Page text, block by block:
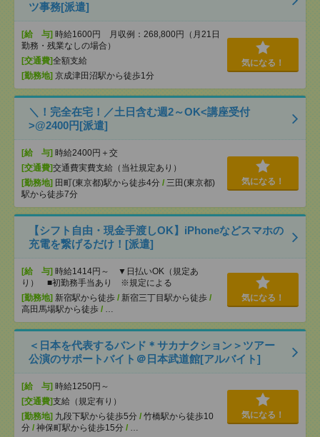
ツ事務[派遣]
[給 与] 時給1600円 月収例：268,800円（月21日
勤務・残業なしの場合）
[交通費]全額支給
[勤務地] 京成津田沼駅から徒歩1分
気になる！
＼！完全在宅！／土日含む週2～OK<講座受付
>@2400円[派遣]
[給 与] 時給2400円＋交
[交通費]交通費実費支給（当社規定あり）
[勤務地] 田町(東京都)駅から徒歩4分 / 三田(東京都)
駅から徒歩7分
気になる！
【シフト自由・現金手渡しOK】iPhoneなどスマホの
充電を繋げるだけ！[派遣]
[給 与] 時給1414円～ ▼日払いOK（規定あ
り） ■初勤務手当あり ※規定による
[勤務地] 新宿駅から徒歩 / 新宿三丁目駅から徒歩 /
高田馬場駅から徒歩 / …
気になる！
＜日本を代表するバンド＊サカナクション＞ツアー
公演のサポートバイト＠日本武道館[アルバイト]
[給 与] 時給1250円～
[交通費]支給（規定有り）
[勤務地] 九段下駅から徒歩5分 / 竹橋駅から徒歩10
分 / 神保町駅から徒歩15分 / …
気になる！